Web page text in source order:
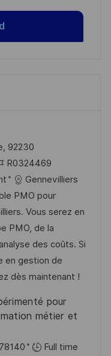
92230
R0324469
Gennevilliers
PMO pour
Vous serez en
PMO, de la
des coûts. Si
en gestion de
dès maintenant !
pour
métier et
Full time